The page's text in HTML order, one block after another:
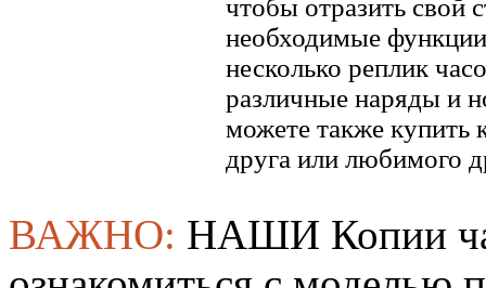
чтобы отразить свой
необходимые
несколько реплик
различные наряды и
можете также купить
друга или любимого
ВАЖНО: НАШИ Копии